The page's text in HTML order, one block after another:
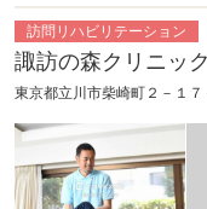
訪問リハビリテーション
諏訪の森クリニック
東京都立川市柴崎町２－１